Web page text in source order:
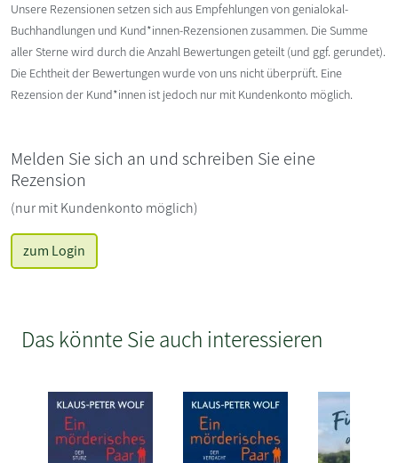
Unsere Rezensionen setzen sich aus Empfehlungen von genialokal-
Buchhandlungen und Kund*innen-Rezensionen zusammen. Die Summe
aller Sterne wird durch die Anzahl Bewertungen geteilt (und ggf. gerundet).
Die Echtheit der Bewertungen wurde von uns nicht überprüft. Eine
Rezension der Kund*innen ist jedoch nur mit Kundenkonto möglich.
Melden Sie sich an und schreiben Sie eine
Rezension
(nur mit Kundenkonto möglich)
zum Login
Das könnte Sie auch interessieren